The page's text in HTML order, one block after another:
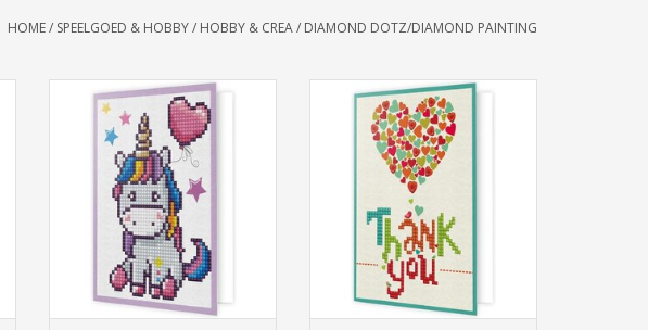
HOME/ SPEELGOED & HOBBY/ HOBBY & CREA/ DIAMOND DOTZ/DIAMOND PAINTING
Diamond Dotz Wenskaart
Welcome Baby
TOEVOEGEN AAN WINKELWAGEN
Diamond Dotz Wenskaart Thank
you Heart
TOEVOEGEN AAN WINKELWAGEN